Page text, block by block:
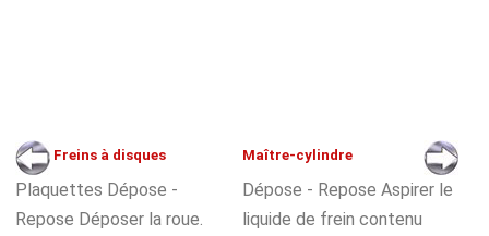
Freins à disques
Plaquettes Dépose -
Repose Déposer la roue.
Maître-cylindre
Dépose - Repose Aspirer le
liquide de frein contenu